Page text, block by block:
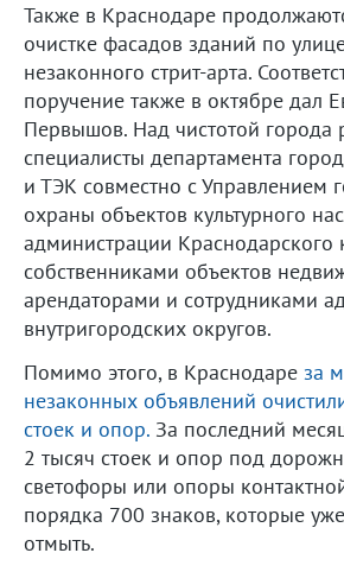
Также в Краснодаре
очистке фасадов зданий по
незаконного стрит-арта.
поручение также в октябре дал
Первышов. Над чистотой города
специалисты департамента
и ТЭК совместно с Управлением
охраны объектов культурного
администрации Краснодарского
собственниками объектов
арендаторами и сотрудниками
внутригородских округов.
Помимо этого, в Краснодаре за
незаконных объявлений
стоек и опор. За последний
2 тысяч стоек и опор под
светофоры или опоры
порядка 700 знаков, которые
отмыть.